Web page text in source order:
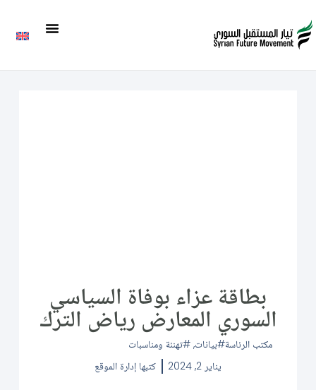
بطاقة عزاء بوفاة السياسي
السوري المعارض رياض الترك
مكتب الرئاسة بيانات,
تهنئة ومناسبات
يناير 2, 2024
كتبها إدارة الموقع